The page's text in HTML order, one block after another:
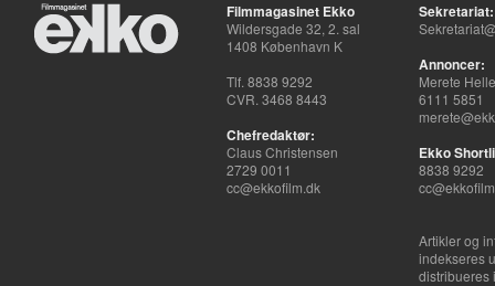
Filmmagasinet Ekko
Wildersgade 32, 2. sal
1408 København K
Tlf. 8838 9292
CVR. 3468 8443
Chefredaktør:
Claus Christensen
2729 0011
cc@ekkofilm.dk
Sekretariat:
Annoncer:
Merete
6111 5851
Ekko
8838 9292
Artikler og
indekseres
distribueres